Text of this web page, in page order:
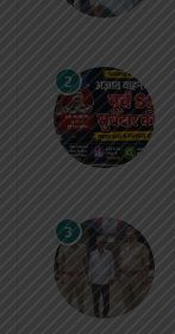
2
3